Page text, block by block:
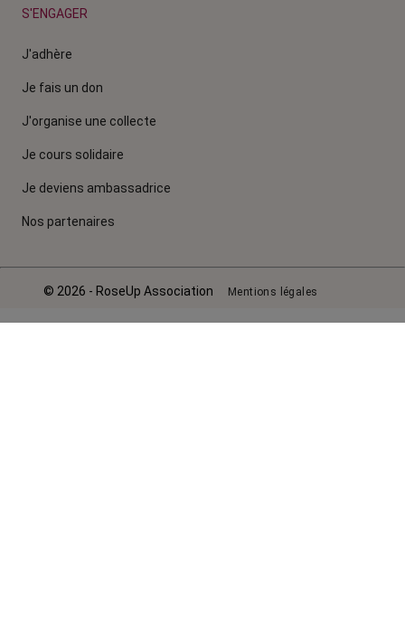
S'ENGAGER
J'adhère
Je fais un don
J'organise une collecte
Je cours solidaire
Je deviens ambassadrice
Nos partenaires
© 2026 - RoseUp Association Mentions légales